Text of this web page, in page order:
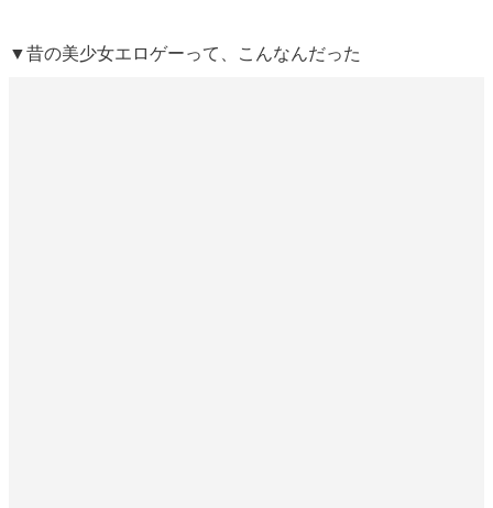
▼昔の美少女エロゲーって、こんなんだった